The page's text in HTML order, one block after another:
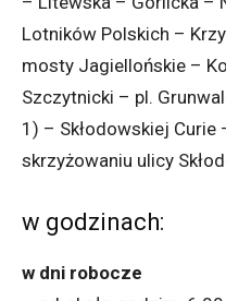
Lotników Polskich –
mosty Jagiellońskie –
Szczytnicki – pl.
1) – Skłodowskiej Curie
skrzyżowaniu ulicy
w godzinach:
w dni robocze